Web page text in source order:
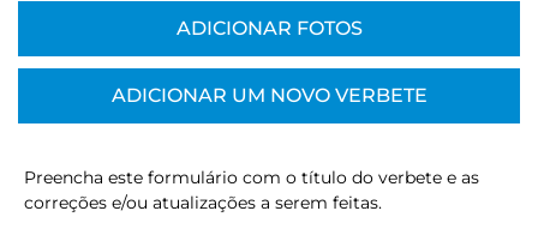
ADICIONAR FOTOS
ADICIONAR UM NOVO VERBETE
Preencha este formulário com o título do verbete e as
correções e/ou atualizações a serem feitas.